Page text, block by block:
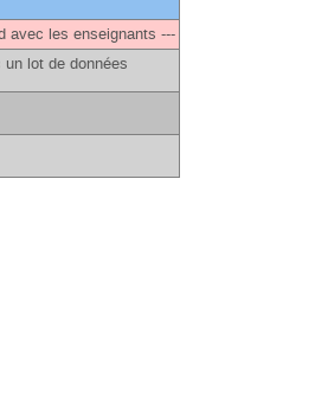
avec les enseignants ---
lot de données